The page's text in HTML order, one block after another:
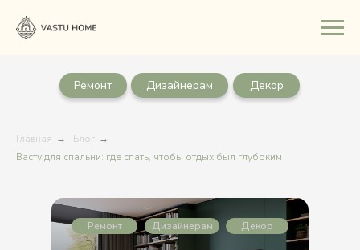
Ремонт Дизайнерам Декор
Главная → Блог →
Васту для спальни: где спать, чтобы отдых был глубоким
Ремонт Дизайнерам Декор